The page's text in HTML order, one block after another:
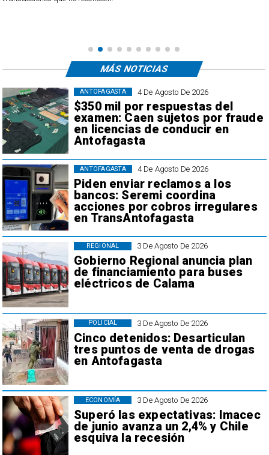
4 De Agosto De 2026
$350 mil por respuestas del
examen: Caen sujetos por fraude
en licencias de conducir en
Antofagasta
ANTOFAGASTA
4 De Agosto De 2026
Piden enviar reclamos a los
bancos: Seremi coordina
acciones por cobros irregulares
en TransAntofagasta
ANTOFAGASTA
3 De Agosto De 2026
Gobierno Regional anuncia plan
de financiamiento para buses
eléctricos de Calama
REGIONAL
3 De Agosto De 2026
Cinco detenidos: Desarticulan
tres puntos de venta de drogas
en Antofagasta
POLICIAL
3 De Agosto De 2026
Superó las expectativas: Imacec
de junio avanza un 2,4% y Chile
esquiva la recesión
ECONOMÍA
MÁS NOTICIAS